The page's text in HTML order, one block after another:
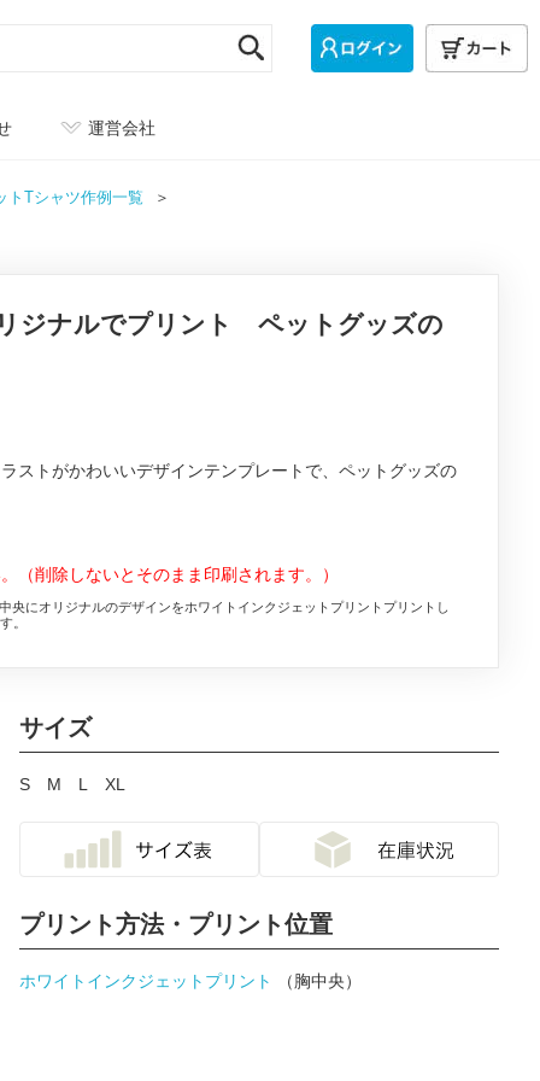
運営会社
トTシャツ作例一覧
ジナルでプリント ペットグッズの
ストがかわいいデザインテンプレートで、ペットグッズの
（削除しないとそのまま印刷されます。）
にオリジナルのデザインをホワイトインクジェットプリントプリントし
。
サイズ
S M L XL
プリント方法・プリント位置
ホワイトインクジェットプリント （胸中央）